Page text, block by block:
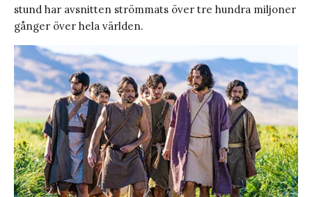
stund har avsnitten strömmats över tre hundra miljoner
gånger över hela världen.